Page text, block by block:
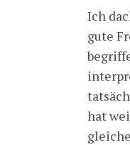
Ich
gute
hat